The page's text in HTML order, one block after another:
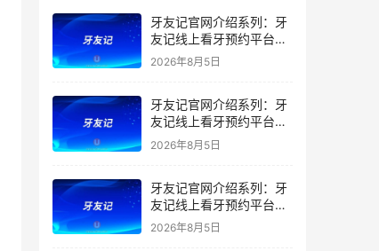
牙友记官网介绍系列：牙
友记线上看牙预约平台是
干什么的？靠谱吗？
2026年8月5日
牙友记官网介绍系列：牙
友记线上看牙预约平台让
看牙不再靠运气
2026年8月5日
牙友记官网介绍系列：牙
友记线上看牙预约平台打
破口腔行业专业壁垒新手
2026年8月5日